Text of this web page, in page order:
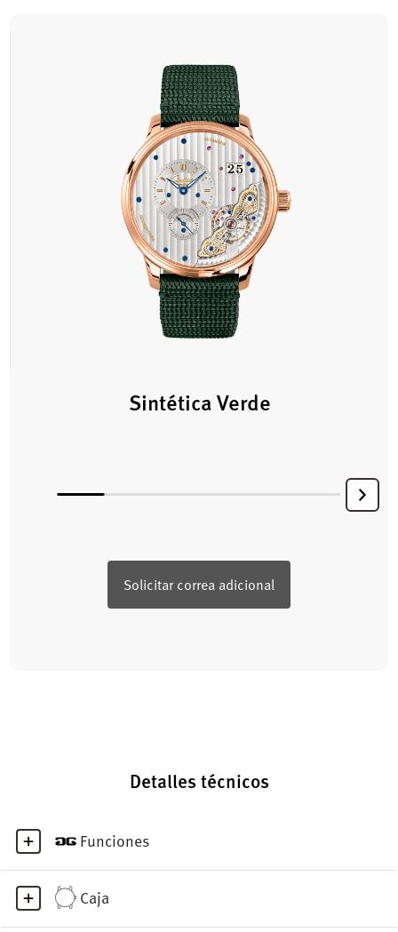
Sintética Verde
Solicitar correa adicional
Detalles técnicos
Funciones
Caja